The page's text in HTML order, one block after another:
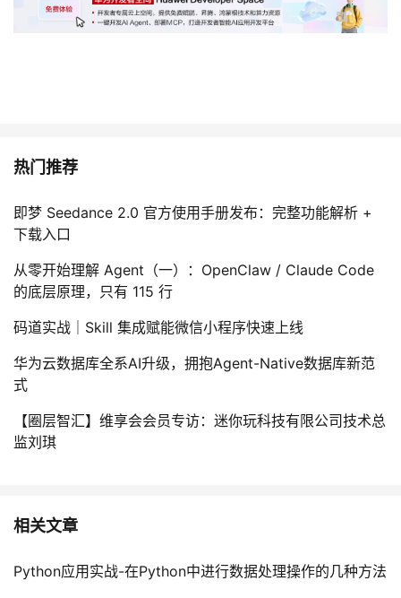
热门推荐
即梦 Seedance 2.0 官方使用手册发布：完整功能解析 +
下载入口
从零开始理解 Agent（一）：OpenClaw / Claude Code
的底层原理，只有 115 行
码道实战｜Skill 集成赋能微信小程序快速上线
华为云数据库全系AI升级，拥抱Agent-Native数据库新范
式
【圈层智汇】维享会会员专访：迷你玩科技有限公司技术总
监刘琪
相关文章
Python应用实战-在Python中进行数据处理操作的几种方法